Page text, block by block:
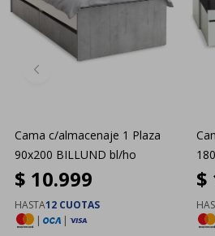
Cama c/almacenaje 1 Plaza
90x200 BILLUND bl/ho
$ 10.999
HASTA12 CUOTAS
|
|
$